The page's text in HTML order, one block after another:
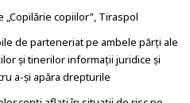
copiilor”, Tiraspol
de parteneriat pe ambele părți ale
și tinerilor informații juridice și
a-și apăra drepturile